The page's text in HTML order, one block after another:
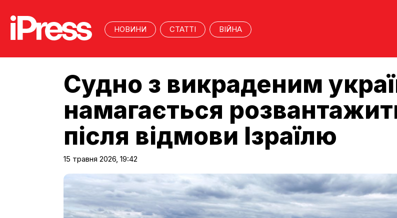
НОВИНИ СТАТТІ ВІЙНА
Судно з викраденим
намагається
після відмови Ізраїлю
15 травня 2026, 19:42